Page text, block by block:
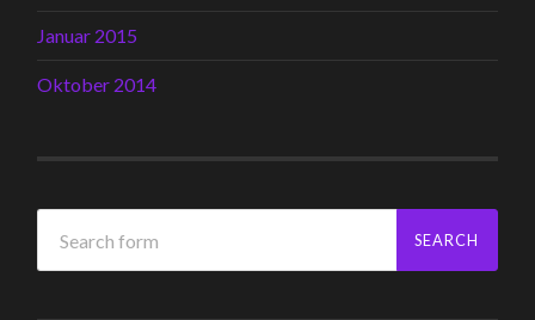
Januar 2015
Oktober 2014